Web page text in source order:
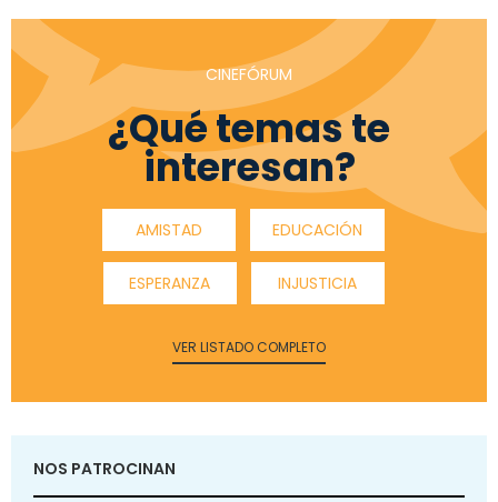
CINEFÓRUM
¿Qué temas te
interesan?
AMISTAD EDUCACIÓN
ESPERANZA INJUSTICIA
VER LISTADO COMPLETO
NOS PATROCINAN